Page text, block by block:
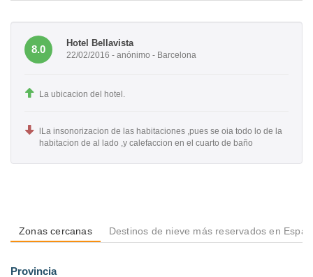
8.0
Hotel Bellavista
22/02/2016 - anónimo - Barcelona
La ubicacion del hotel.
lLa insonorizacion de las habitaciones ,pues se oia todo lo de la
habitacion de al lado ,y calefaccion en el cuarto de baño
Zonas cercanas Destinos de nieve más reservados en
Provincia